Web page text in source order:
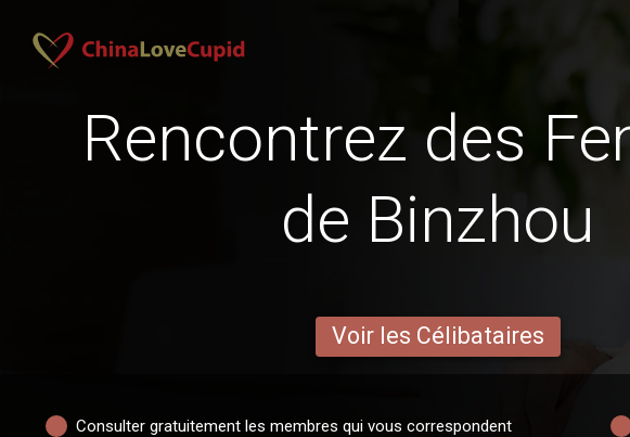
Rencontrez des
de Binzhou
Voir les Célibataires
Consulter gratuitement les membres qui vous correspondent